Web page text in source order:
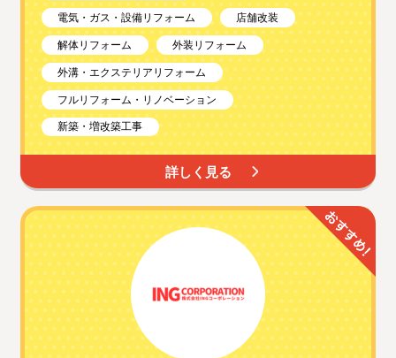
電気・ガス・設備リフォーム 店舗改装
解体リフォーム 外装リフォーム
外溝・エクステリアリフォーム
フルリフォーム・リノベーション
新築・増改築工事
詳しく見る